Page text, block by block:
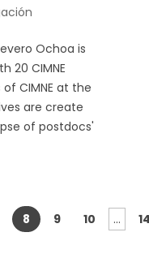
Ochoa is
20 CIMNE
CIMNE at the
are create
of postdocs'
8 9 10 ...